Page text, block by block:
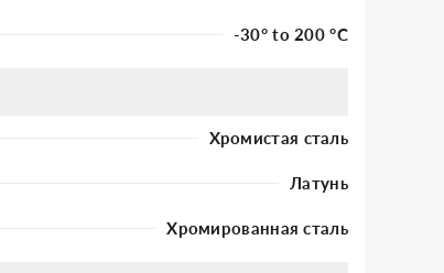
-30° to 200 °C
Хромистая сталь
Латунь
Хромированная сталь